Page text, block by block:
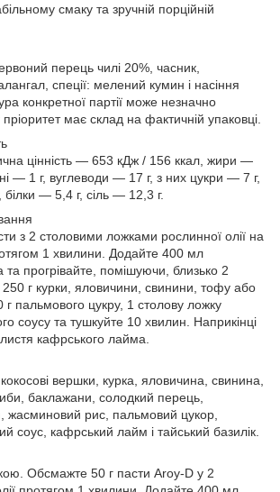
смаку та зручній порційній
перець чилі 20%, часник,
спеції: мелений кумин і насіння
конкретної партії може незначно
пріоритет має склад на фактичній упаковці.
цінність — 653 кДж / 156 ккал, жири —
— 1 г, вуглеводи — 17 г, з них цукри — 7 г,
білки — 5,4 г, сіль — 12,3 г.
з 2 столовими ложками рослинної олії на
1 хвилини. Додайте 400 мл
та прогрівайте, помішуючи, близько 2
250 г курки, яловичини, свинини, тофу або
г пальмового цукру, 1 столову ложку
соусу та тушкуйте 10 хвилин. Наприкінці
кафрського лайма.
вершки, курка, яловичина, свинина,
баклажани, солодкий перець,
жасминовий рис, пальмовий цукор,
соус, кафрський лайм і тайський базилік.
Обсмажте 50 г пасти Aroy-D у 2